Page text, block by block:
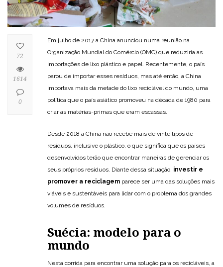
Em julho de 2017 a China anunciou numa reunião na
Organização Mundial do Comércio (OMC) que reduziria as
importações de lixo plástico e papel. Recentemente, o país
parou de importar esses resíduos, mas até então, a China
importava mais da metade do lixo reciclável do mundo, uma
política que o país asiático promoveu na década de 1980 para
criar as matérias-primas que eram escassas.
Desde 2018 a China não recebe mais de vinte tipos de
resíduos, inclusive o plástico, o que significa que os países
desenvolvidos terão que encontrar maneiras de gerenciar os
seus próprios resíduos. Diante dessa situação, investir e
promover a reciclagem parece ser uma das soluções mais
viáveis ​​e sustentáveis para lidar com o problema dos grandes
volumes de resíduos.
Suécia: modelo para o
mundo
Nesta corrida para encontrar uma solução para os recicláveis, a
72
1614
0